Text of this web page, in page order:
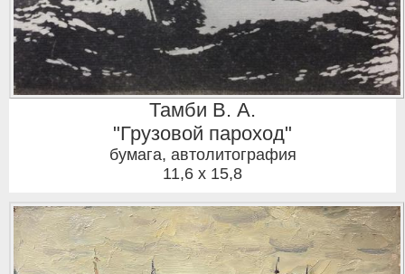
Тамби В. А.
"Грузовой пароход"
бумага, автолитография
11,6 x 15,8